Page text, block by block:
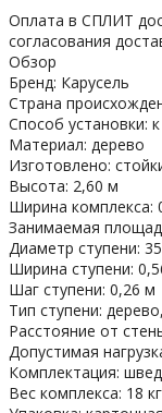
Оплата в СПЛИТ
согласования
Обзор
Бренд: Карусель
Страна
Способ установки:
Материал: дерево
Изготовлено:
Высота: 2,60 м
Ширина комплекса:
Занимаемая
Диаметр ступени:
Ширина ступени:
Шаг ступени: 0,26 м
Тип ступени:
Расстояние от
Допустимая
Комплектация:
Вес комплекса: 18 кг